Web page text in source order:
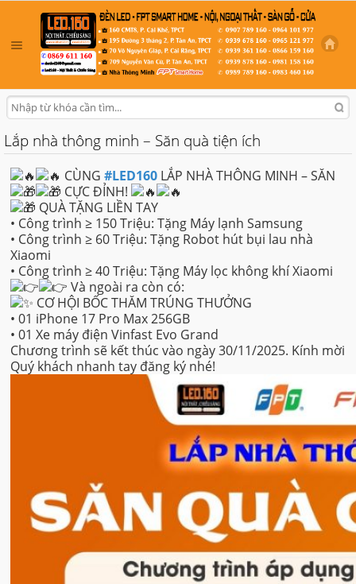
Lắp nhà thông minh – Săn quà tiện ích
CÙNG #LED160LẮP NHÀ THÔNG MINH – SĂN
CỰC ĐỈNH!
QUÀ TẶNG LIỀN TAY
• Công trình ≥ 150 Triệu: Tặng Máy lạnh Samsung
• Công trình ≥ 60 Triệu: Tặng Robot hút bụi lau nhà
Xiaomi
• Công trình ≥ 40 Triệu: Tặng Máy lọc không khí Xiaomi
Và ngoài ra còn có:
CƠ HỘI BỐC THĂM TRÚNG THƯỞNG
• 01 iPhone 17 Pro Max 256GB
• 01 Xe máy điện Vinfast Evo Grand
Chương trình sẽ kết thúc vào ngày 30/11/2025. Kính mời
Quý khách nhanh tay đăng ký nhé!